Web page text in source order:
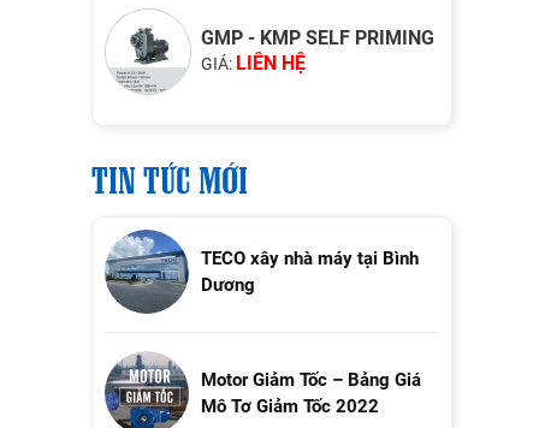
GMP - KMP SELF PRIMING
GIÁ: LIÊN HỆ
TIN TỨC MỚI
TECO xây nhà máy tại Bình
Dương
Motor Giảm Tốc – Bảng Giá
Mô Tơ Giảm Tốc 2022